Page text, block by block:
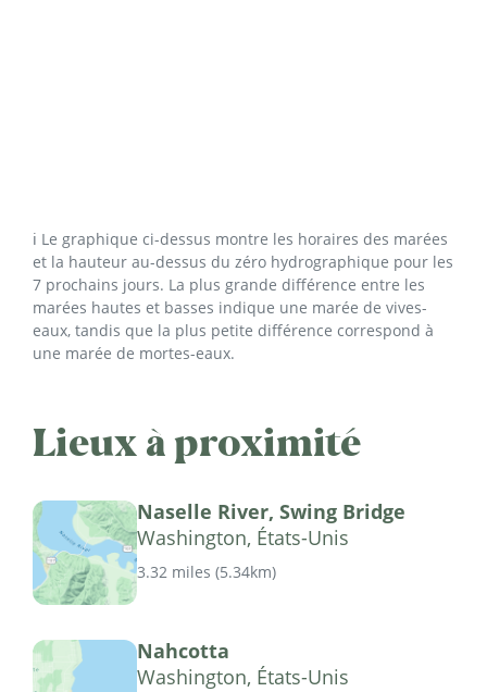
ℹ️ Le graphique ci-dessus montre les horaires des marées
et la hauteur au-dessus du zéro hydrographique pour les
7 prochains jours. La plus grande différence entre les
marées hautes et basses indique une marée de vives-
eaux, tandis que la plus petite différence correspond à
une marée de mortes-eaux.
Lieux à proximité
Naselle River, Swing Bridge
Washington, États-Unis
3.32 miles (5.34km)
Nahcotta
Washington, États-Unis